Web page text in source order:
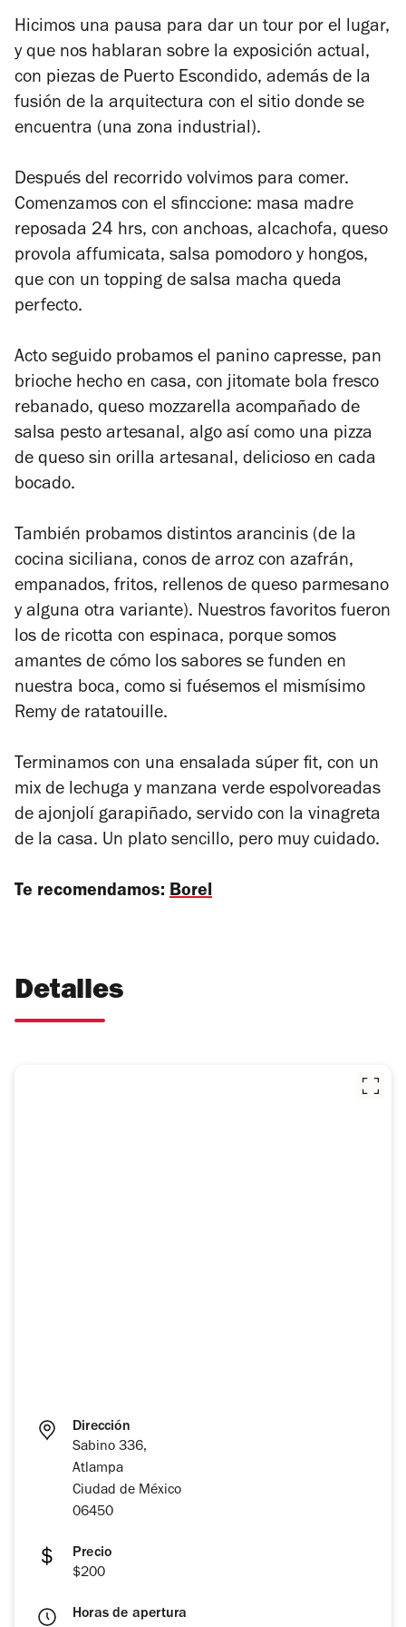
Hicimos una pausa para dar un tour por el lugar,
y que nos hablaran sobre la exposición actual,
con piezas de Puerto Escondido, además de la
fusión de la arquitectura con el sitio donde se
encuentra (una zona industrial).
Después del recorrido volvimos para comer.
Comenzamos con el sfinccione: masa madre
reposada 24 hrs, con anchoas, alcachofa, queso
provola affumicata, salsa pomodoro y hongos,
que con un topping de salsa macha queda
perfecto.
Acto seguido probamos el panino capresse, pan
brioche hecho en casa, con jitomate bola fresco
rebanado, queso mozzarella acompañado de
salsa pesto artesanal, algo así como una pizza
de queso sin orilla artesanal, delicioso en cada
bocado.
También probamos distintos arancinis (de la
cocina siciliana, conos de arroz con azafrán,
empanados, fritos, rellenos de queso parmesano
y alguna otra variante). Nuestros favoritos fueron
los de ricotta con espinaca, porque somos
amantes de cómo los sabores se funden en
nuestra boca, como si fuésemos el mismísimo
Remy de ratatouille.
Terminamos con una ensalada súper fit, con un
mix de lechuga y manzana verde espolvoreadas
de ajonjolí garapiñado, servido con la vinagreta
de la casa. Un plato sencillo, pero muy cuidado.
Te recomendamos: Borel
Detalles
Dirección
Sabino 336,
Atlampa
Ciudad de México
06450
Precio
$200
Horas de apertura